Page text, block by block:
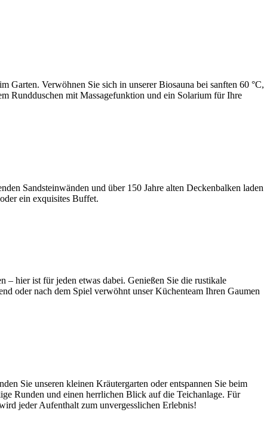
Garten. Verwöhnen Sie sich in unserer Biosauna bei sanften 60 °C,
Rundduschen mit Massagefunktion und ein Solarium für Ihre
Sandsteinwänden und über 150 Jahre alten Deckenbalken laden
ein exquisites Buffet.
– hier ist für jeden etwas dabei. Genießen Sie die rustikale
oder nach dem Spiel verwöhnt unser Küchenteam Ihren Gaumen
Sie unseren kleinen Kräutergarten oder entspannen Sie beim
Runden und einen herrlichen Blick auf die Teichanlage. Für
jeder Aufenthalt zum unvergesslichen Erlebnis!